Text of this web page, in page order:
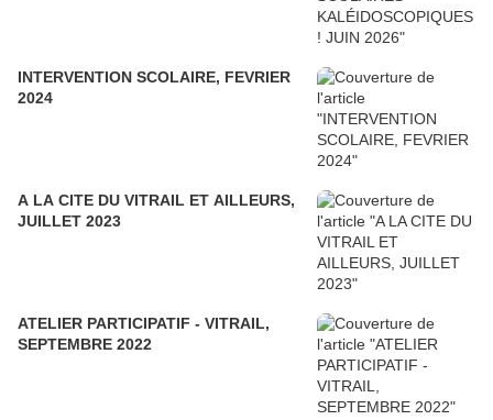
INTERVENTION SCOLAIRE, FEVRIER
2024
A LA CITE DU VITRAIL ET AILLEURS,
JUILLET 2023
ATELIER PARTICIPATIF - VITRAIL,
SEPTEMBRE 2022